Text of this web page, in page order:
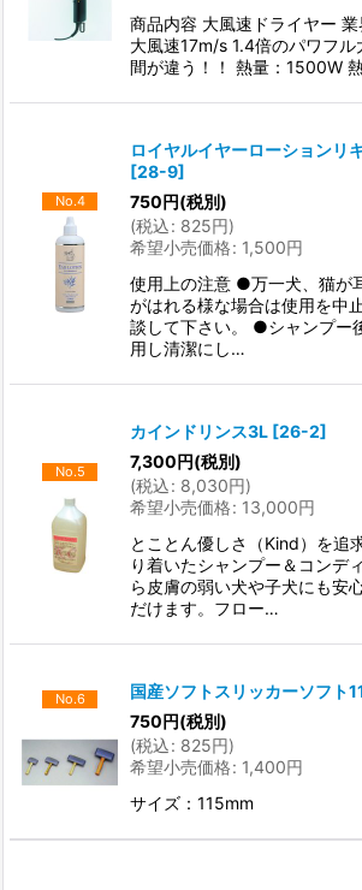
商品内容 大風速ドライヤー
大風速17m/s 1.4倍のパワフ
間が違う！！ 熱量：1500W
No.4
ロイヤルイヤーローションリ
[28-9]
750円(税別)
(税込: 825円)
希望小売価格: 1,500円
使用上の注意 ●万一犬、猫が
がはれる様な場合は使用を中
談して下さい。 ●シャンプー
用し清潔にし…
No.5
カインドリンス3L [26-2]
7,300円(税別)
(税込: 8,030円)
希望小売価格: 13,000円
とことん優しさ（Kind）を追
り着いたシャンプー＆コンデ
ら皮膚の弱い犬や子犬にも安
だけます。フロー…
No.6 国産ソフトスリッカーソフト
750円(税別)
(税込: 825円)
希望小売価格: 1,400円
サイズ：115mm